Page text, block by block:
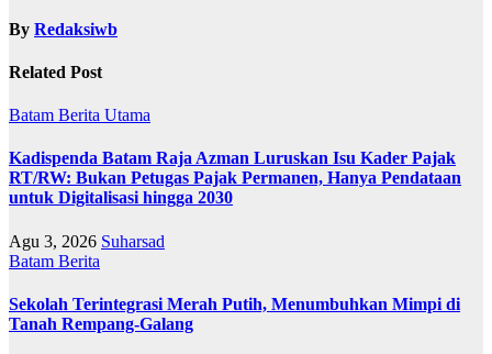
By Redaksiwb
Related Post
Batam Berita Utama
Kadispenda Batam Raja Azman Luruskan Isu Kader Pajak
RT/RW: Bukan Petugas Pajak Permanen, Hanya Pendataan
untuk Digitalisasi hingga 2030
Agu 3, 2026 Suharsad
Batam Berita
Sekolah Terintegrasi Merah Putih, Menumbuhkan Mimpi di
Tanah Rempang-Galang